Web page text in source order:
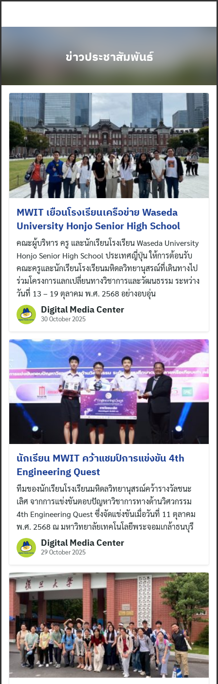
ข่าวประชาสัมพันธ์
MWIT เยือนโรงเรียนเครือข่าย Waseda
University Honjo Senior High School
คณะผู้บริหาร ครู และนักเรียนโรงเรียน Waseda University
Honjo Senior High School ประเทศญี่ปุ่น ให้การต้อนรับ
คณะครูและนักเรียนโรงเรียนมหิดลวิทยานุสรณ์ที่เดินทางไป
ร่วมโครงการแลกเปลี่ยนทางวิชาการและวัฒนธรรม ระหว่าง
วันที่ 13 – 19 ตุลาคม พ.ศ. 2568 อย่างอบอุ่น
Digital Media Center
30 October 2025
นักเรียน MWIT คว้าแชมป์การแข่งขัน 4th
Engineering Quest
ทีมของนักเรียนโรงเรียนมหิดลวิทยานุสรณ์คว้ารางวัลชนะ
เลิศ จากการแข่งขันตอบปัญหาวิชาการทางด้านวิศวกรรม
4th Engineering Quest ซึ่งจัดแข่งขันเมื่อวันที่ 11 ตุลาคม
พ.ศ. 2568 ณ มหาวิทยาลัยเทคโนโลยีพระจอมเกล้าธนบุรี
Digital Media Center
29 October 2025